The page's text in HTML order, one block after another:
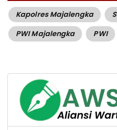
Kapolres Majalengka
PWI Majalengka
PWI